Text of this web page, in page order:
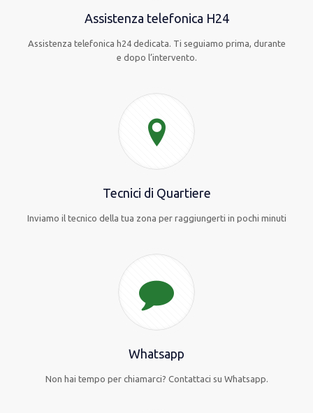
Assistenza telefonica H24
Assistenza telefonica h24 dedicata. Ti seguiamo prima, durante
e dopo l’intervento.
Tecnici di Quartiere
Inviamo il tecnico della tua zona per raggiungerti in pochi minuti
Whatsapp
Non hai tempo per chiamarci? Contattaci su Whatsapp.